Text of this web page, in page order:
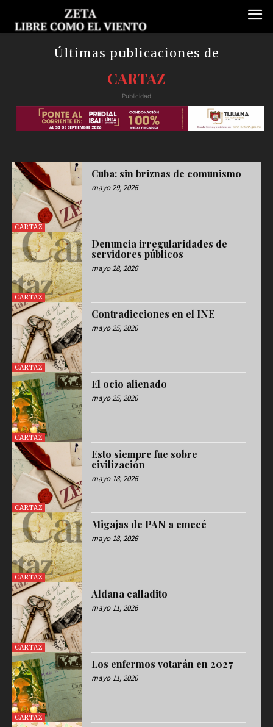
Últimas publicaciones de
CARTAZ
Publicidad
CARTAZ
Cuba: sin briznas de comunismo
mayo 29, 2026
CARTAZ
Denuncia irregularidades de
servidores públicos
mayo 28, 2026
CARTAZ
Contradicciones en el INE
mayo 25, 2026
CARTAZ
El ocio alienado
mayo 25, 2026
CARTAZ
Esto siempre fue sobre
civilización
mayo 18, 2026
CARTAZ
Migajas de PAN a emecé
mayo 18, 2026
CARTAZ
Aldana calladito
mayo 11, 2026
CARTAZ
Los enfermos votarán en 2027
mayo 11, 2026